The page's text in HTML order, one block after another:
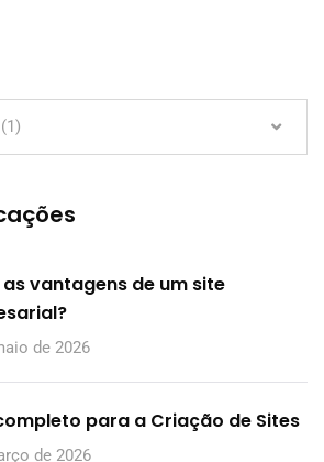
as vantagens de um site
de 2026
para a Criação de Sites
de 2026